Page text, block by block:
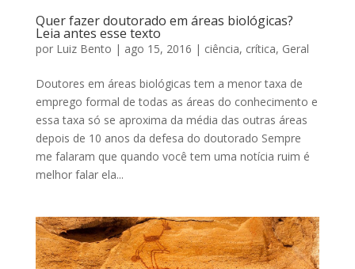
Quer fazer doutorado em áreas biológicas?
Leia antes esse texto
por Luiz Bento | ago 15, 2016 | ciência, crítica, Geral
Doutores em áreas biológicas tem a menor taxa de
emprego formal de todas as áreas do conhecimento e
essa taxa só se aproxima da média das outras áreas
depois de 10 anos da defesa do doutorado Sempre
me falaram que quando você tem uma notícia ruim é
melhor falar ela...